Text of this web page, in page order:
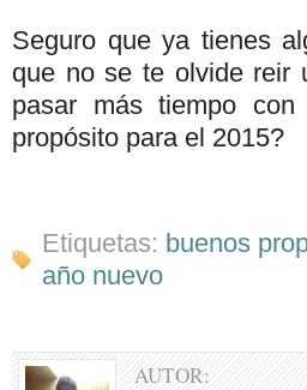
Seguro que ya tienes
que no se te olvide reir
pasar más tiempo
propósito para el 2015?
Etiquetas: buenos
año nuevo
AUTOR: